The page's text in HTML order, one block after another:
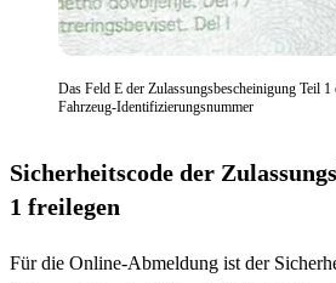
Das Feld E der Zulassungsbescheinigung Teil
Fahrzeug-Identifizierungsnummer
Sicherheitscode der
1 freilegen
Für die Online-Abmeldung ist der